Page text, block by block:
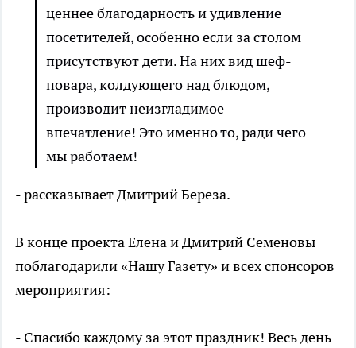
ценнее благодарность и удивление
посетителей, особенно если за столом
присутствуют дети. На них вид шеф-
повара, колдующего над блюдом,
производит неизгладимое
впечатление! Это именно то, ради чего
мы работаем!
- рассказывает Дмитрий Береза.
В конце проекта Елена и Дмитрий Семеновы
поблагодарили «Нашу Газету» и всех спонсоров
мероприятия:
- Спасибо каждому за этот праздник! Весь день